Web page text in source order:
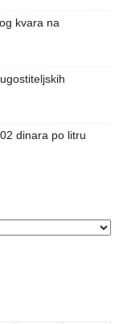
kvara na
dinara po litru